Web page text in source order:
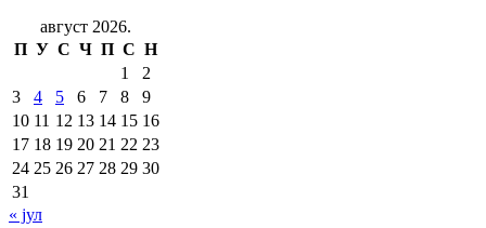
август 2026.
П У С Ч П С Н
1
2
3
4 5 6 7 8
9
10 11 12 13 14 15 16
17 18 19 20 21 22 23
24 25 26 27 28 29 30
31
« јул